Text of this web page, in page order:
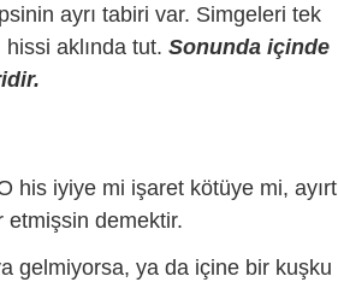
ayrı tabiri var. Simgeleri tek
aklında tut. Sonunda içinde
his iyiye mi işaret kötüye mi, ayırt
etmişsin demektir.
gelmiyorsa, ya da içine bir kuşku